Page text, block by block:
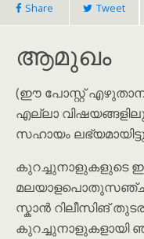
Share Tweet
ആമുഖം
(ഈ പോസ്റ്റ്
എല്ലാ
സഹായം
കുറച്ചുനാളുകളുടെ
സ്കാൻ റിലീസിങ്
കുറച്ചുനാളുകളായി